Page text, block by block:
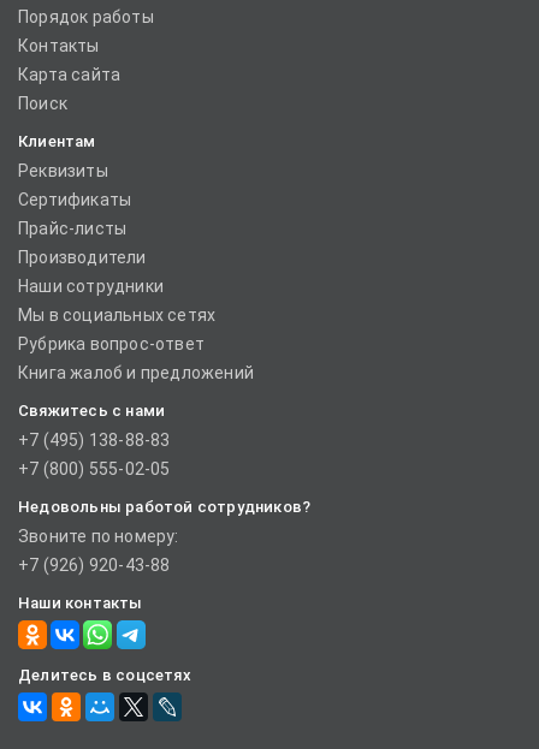
Порядок работы
Контакты
Карта сайта
Поиск
Клиентам
Реквизиты
Сертификаты
Прайс-листы
Производители
Наши сотрудники
Мы в социальных сетях
Рубрика вопрос-ответ
Книга жалоб и предложений
Свяжитесь с нами
+7 (495) 138-88-83
+7 (800) 555-02-05
Недовольны работой сотрудников?
Звоните по номеру:
+7 (926) 920-43-88
Наши контакты
Делитесь в соцсетях